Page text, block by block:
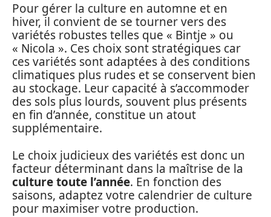
Pour gérer la culture en automne et en
hiver, il convient de se tourner vers des
variétés robustes telles que « Bintje » ou
« Nicola ». Ces choix sont stratégiques car
ces variétés sont adaptées à des conditions
climatiques plus rudes et se conservent bien
au stockage. Leur capacité à s’accommoder
des sols plus lourds, souvent plus présents
en fin d’année, constitue un atout
supplémentaire.
Le choix judicieux des variétés est donc un
facteur déterminant dans la maîtrise de la
culture toute l’année. En fonction des
saisons, adaptez votre calendrier de culture
pour maximiser votre production.